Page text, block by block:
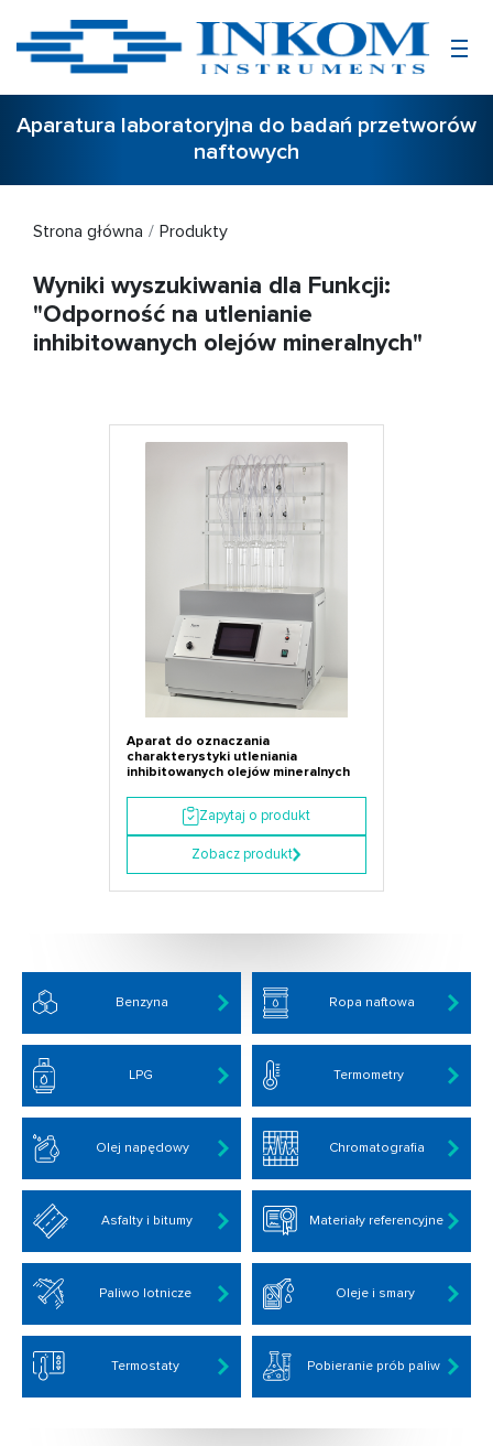
Aparatura laboratoryjna do badań przetworów
naftowych
Strona główna Produkty
Wyniki wyszukiwania dla Funkcji:
"Odporność na utlenianie
inhibitowanych olejów mineralnych"
Aparat do oznaczania
charakterystyki utleniania
inhibitowanych olejów mineralnych
Zapytaj o produkt
Zobacz produkt
Benzyna Ropa naftowa
LPG Termometry
Olej napędowy Chromatografia
Asfalty i bitumy Materiały referencyjne
Paliwo lotnicze Oleje i smary
Termostaty Pobieranie prób paliw